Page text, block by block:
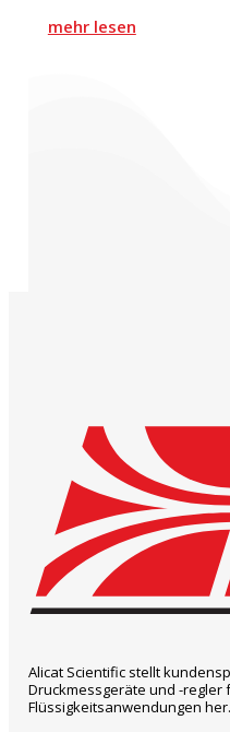
mehr lesen
Alicat Scientific stellt
Druckmessgeräte und -regler
Flüssigkeitsanwendungen her.